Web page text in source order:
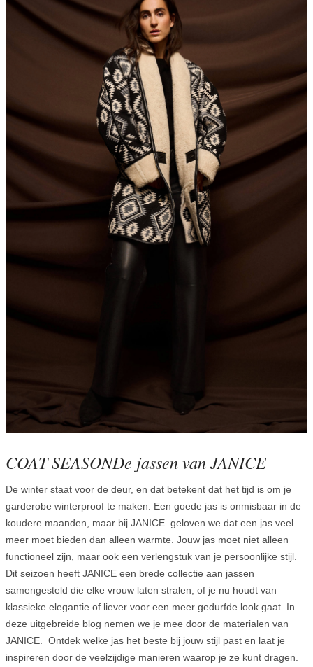
COAT SEASONDe jassen van JANICE
De winter staat voor de deur, en dat betekent dat het tijd is om je
garderobe winterproof te maken. Een goede jas is onmisbaar in de
koudere maanden, maar bij JANICE geloven we dat een jas veel
meer moet bieden dan alleen warmte. Jouw jas moet niet alleen
functioneel zijn, maar ook een verlengstuk van je persoonlijke stijl.
Dit seizoen heeft JANICE een brede collectie aan jassen
samengesteld die elke vrouw laten stralen, of je nu houdt van
klassieke elegantie of liever voor een meer gedurfde look gaat. In
deze uitgebreide blog nemen we je mee door de materialen van
JANICE. Ontdek welke jas het beste bij jouw stijl past en laat je
inspireren door de veelzijdige manieren waarop je ze kunt dragen.